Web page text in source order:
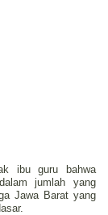
ibu guru bahwa
jumlah yang
Jawa Barat yang